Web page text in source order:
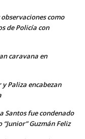
como
de Policía con
caravana en
Paliza encabezan
Santos fue condenado
Guzmán Feliz